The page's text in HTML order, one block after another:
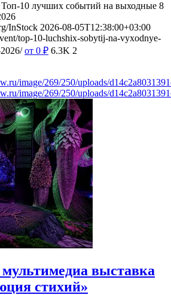
Топ-10 лучших событий на выходные 8
InStock 2026-08-05T12:38:00+03:00
top-10-luchshix-sobytij-na-vyxodnye-
от 0 ₽ 6.3K 2
image/269/250/uploads/
image/269/250/uploads/
выставка
стихий»